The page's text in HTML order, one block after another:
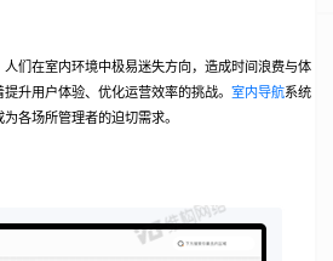
们在室内环境中极易迷失方向，造成时间浪费与体
升用户体验、优化运营效率的挑战。 室内导航系统
各场所管理者的迫切需求。